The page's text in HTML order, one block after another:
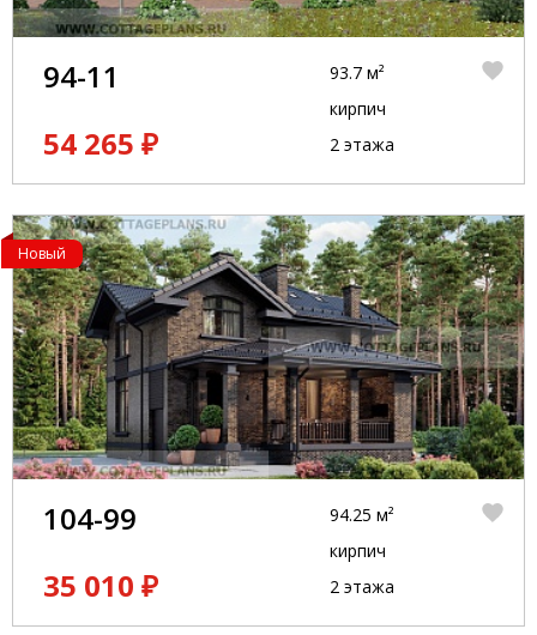
94-11
54 265 ₽
93.7 м²
кирпич
2 этажа
Новый
104-99
35 010 ₽
94.25 м²
кирпич
2 этажа